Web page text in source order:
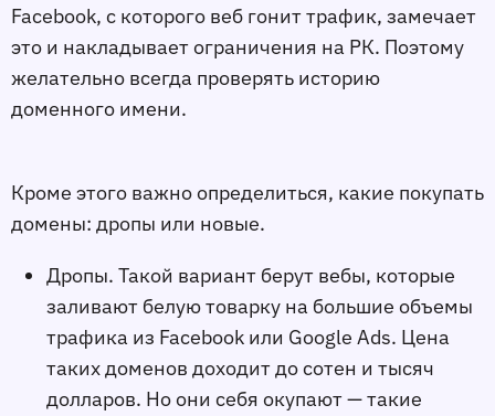
Facebook, с которого веб гонит трафик, замечает
это и накладывает ограничения на РК. Поэтому
желательно всегда проверять историю
доменного имени.
Кроме этого важно определиться, какие покупать
домены: дропы или новые.
Дропы. Такой вариант берут вебы, которые
заливают белую товарку на большие объемы
трафика из Facebook или Google Ads. Цена
таких доменов доходит до сотен и тысяч
долларов. Но они себя окупают — такие